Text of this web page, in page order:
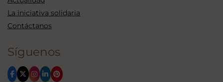
La iniciativa solidaria
Contáctanos
Síguenos